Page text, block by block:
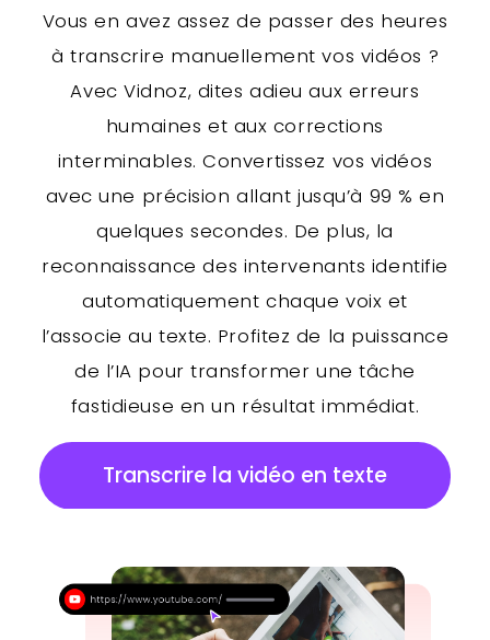
Vous en avez assez de passer des heures
à transcrire manuellement vos vidéos ?
Avec Vidnoz, dites adieu aux erreurs
humaines et aux corrections
interminables. Convertissez vos vidéos
avec une précision allant jusqu’à 99 % en
quelques secondes. De plus, la
reconnaissance des intervenants identifie
automatiquement chaque voix et
l’associe au texte. Profitez de la puissance
de l’IA pour transformer une tâche
fastidieuse en un résultat immédiat.
Transcrire la vidéo en texte